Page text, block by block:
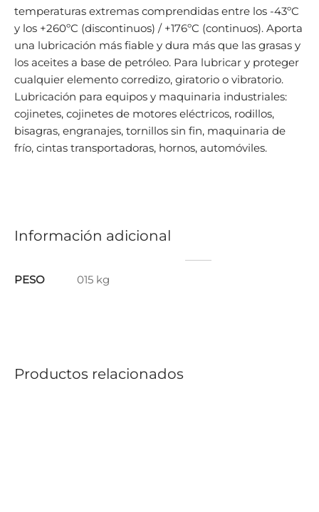
temperaturas extremas comprendidas entre los -43ºC
y los +260ºC (discontinuos) / +176ºC (continuos). Aporta
una lubricación más fiable y dura más que las grasas y
los aceites a base de petróleo. Para lubricar y proteger
cualquier elemento corredizo, giratorio o vibratorio.
Lubricación para equipos y maquinaria industriales:
cojinetes, cojinetes de motores eléctricos, rodillos,
bisagras, engranajes, tornillos sin fin, maquinaria de
frío, cintas transportadoras, hornos, automóviles.
Información adicional
PESO 015 kg
Productos relacionados